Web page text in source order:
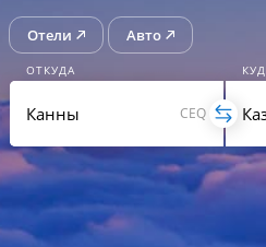
Отели Авто
ОТКУДА
CEQ